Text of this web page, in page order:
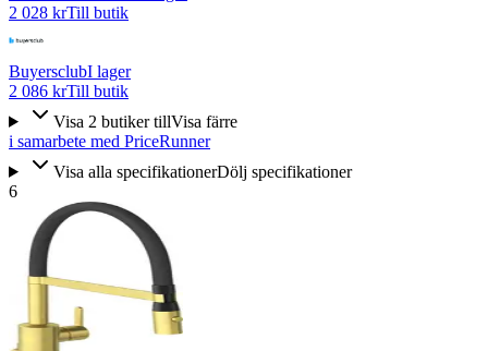
2 028 krTill butik
BuyersclubI lager
2 086 krTill butik
Visa 2 butiker tillVisa färre
i samarbete med PriceRunner
Visa alla specifikationerDölj specifikationer
6